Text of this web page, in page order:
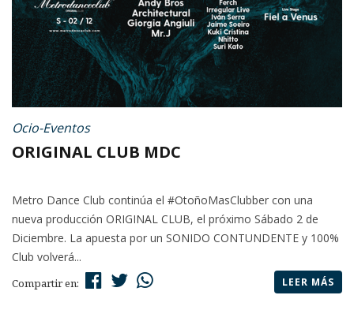
Ocio-Eventos
ORIGINAL CLUB MDC
Metro Dance Club continúa el #OtoñoMasClubber con una
nueva producción ORIGINAL CLUB, el próximo Sábado 2 de
Diciembre. La apuesta por un SONIDO CONTUNDENTE y 100%
Club volverá...
Compartir en: LEER MÁS